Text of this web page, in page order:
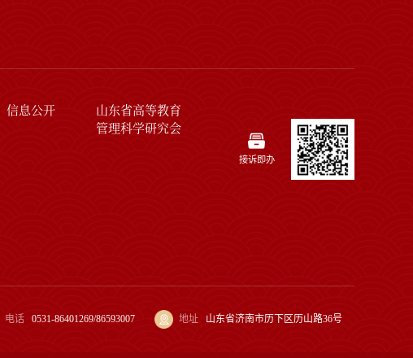
信息公开
山东省高等教育
管理科学研究会
接诉即办
电话 0531-86401269/86593007 地址 山东省济南市历下区历山路36号